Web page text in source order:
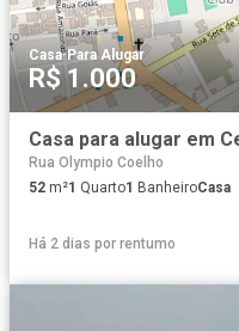
Casa·Para Alugar
R$ 1.000
Rua Olympio Coelho
52 m²1 Quarto1 BanheiroCasa
Há 2 dias por rentumo